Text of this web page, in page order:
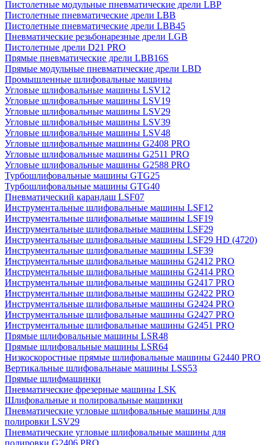
Пистолетные модульные пневматические дрели LBP
Пистолетные пневматические дрели LBB
Пистолетные пневматические дрели LBB45
Пневматические резьбонарезные дрели LGB
Пистолетные дрели D21 PRO
Прямые пневматические дрели LBB16S
Прямые модульные пневматические дрели LBD
Промышленные шлифовальные машины
Угловые шлифовальные машины LSV12
Угловые шлифовальные машины LSV19
Угловые шлифовальные машины LSV29
Угловые шлифовальные машины LSV39
Угловые шлифовальные машины LSV48
Угловые шлифовальные машины G2408 PRO
Угловые шлифовальные машины G2511 PRO
Угловые шлифовальные машины G2588 PRO
Турбошлифовальные машины GTG25
Турбошлифовальные машины GTG40
Пневматический карандаш LSF07
Инструментальные шлифовальные машины LSF12
Инструментальные шлифовальные машины LSF19
Инструментальные шлифовальные машины LSF29
Инструментальные шлифовальные машины LSF29 HD (4720)
Инструментальные шлифовальные машины LSF39
Инструментальные шлифовальные машины G2412 PRO
Инструментальные шлифовальные машины G2414 PRO
Инструментальные шлифовальные машины G2417 PRO
Инструментальные шлифовальные машины G2422 PRO
Инструментальные шлифовальные машины G2424 PRO
Инструментальные шлифовальные машины G2427 PRO
Инструментальные шлифовальные машины G2451 PRO
Прямые шлифовальные машины LSR48
Прямые шлифовальные машины LSR64
Низкоскоростные прямые шлифовальные машины G2440 PRO
Вертикальные шлифовальнаые машины LSS53
Прямые шлифмашинки
Пневматические фрезерные машины LSK
Шлифовальные и полировальные машинки
Пневматические угловые шлифовальные машины для
полировки LSV29
Пневматические угловые шлифовальные машины для
полировки G2406 PRO